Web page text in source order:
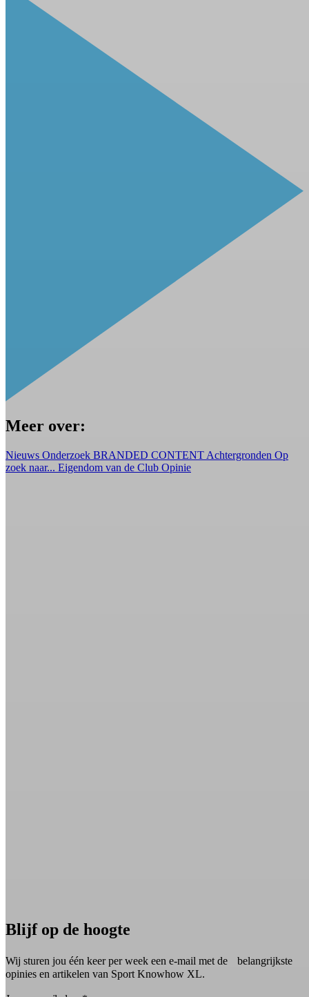
Meer over:
Nieuws Onderzoek BRANDED CONTENT Achtergronden Op
zoek naar... Eigendom van de Club Opinie
Blijf op de hoogte
Wij sturen jou één keer per week een e-mail met de belangrijkste
opinies en artikelen van Sport Knowhow XL.